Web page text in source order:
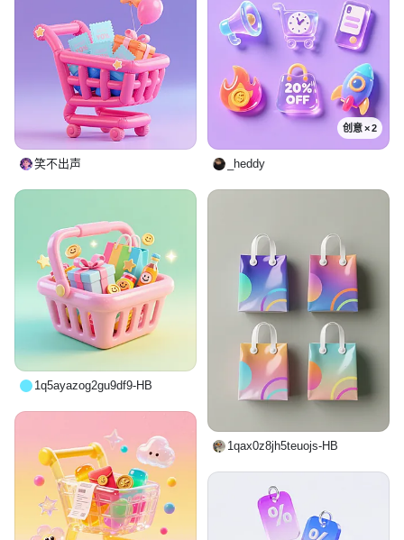
创意 × 2
_heddy
笑不出声
1qax0z8jh5teuojs-HB
1q5ayazog2gu9df9-HB